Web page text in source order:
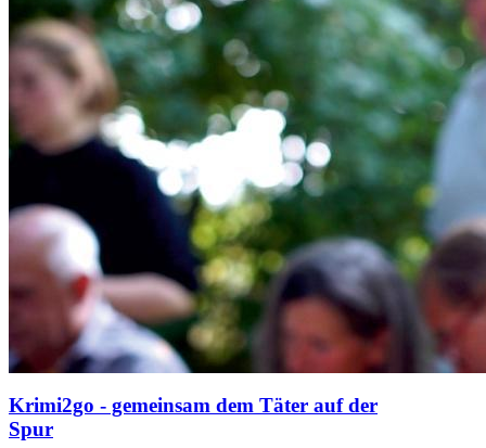
Krimi2go - gemeinsam dem Täter auf der
Spur